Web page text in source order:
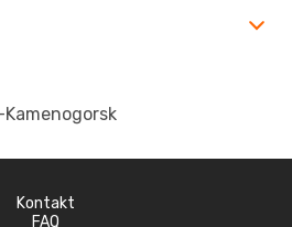
Kontakt
FAQ